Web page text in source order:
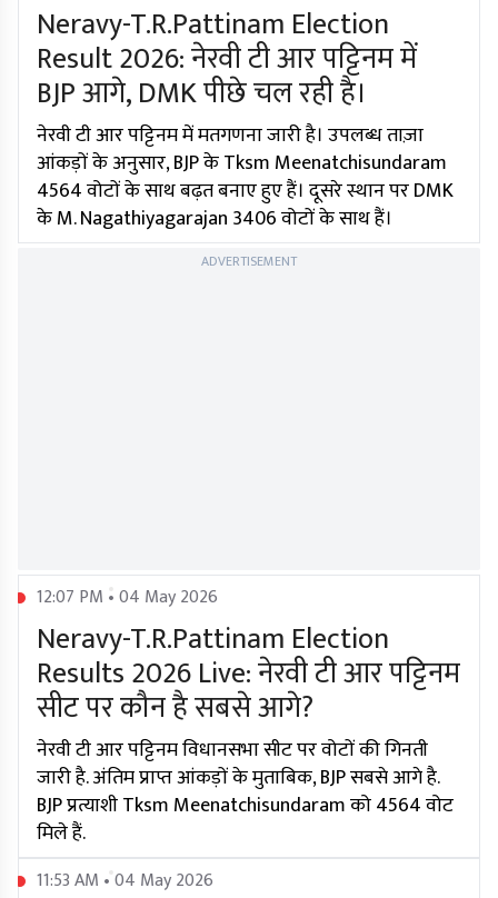
Neravy-T.R.Pattinam Election
Result 2026: नेरवी टी आर पट्टिनम में
BJP आगे, DMK पीछे चल रही है।
नेरवी टी आर पट्टिनम में मतगणना जारी है। उपलब्ध ताज़ा
आंकड़ों के अनुसार, BJP के Tksm Meenatchisundaram
4564 वोटों के साथ बढ़त बनाए हुए हैं। दूसरे स्थान पर DMK
के M. Nagathiyagarajan 3406 वोटों के साथ हैं।
ADVERTISEMENT
12:07 PM • 04 May 2026
Neravy-T.R.Pattinam Election
Results 2026 Live: नेरवी टी आर पट्टिनम
सीट पर कौन है सबसे आगे?
नेरवी टी आर पट्टिनम विधानसभा सीट पर वोटों की गिनती
जारी है. अंतिम प्राप्त आंकड़ों के मुताबिक, BJP सबसे आगे है.
BJP प्रत्याशी Tksm Meenatchisundaram को 4564 वोट
मिले हैं.
11:53 AM • 04 May 2026